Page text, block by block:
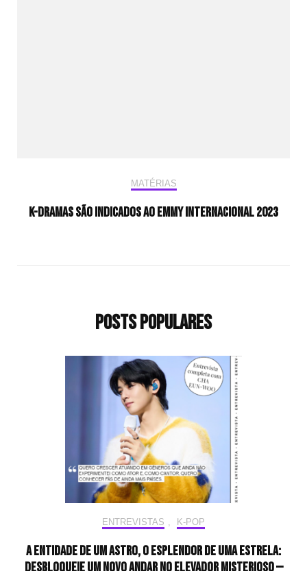
MATÉRIAS
K-dramas são indicados ao Emmy Internacional 2023
Posts populares
ENTREVISTAS K-POP
A entidade de um astro, o esplendor de uma estrela:
desbloqueie um novo andar no elevador misterioso —